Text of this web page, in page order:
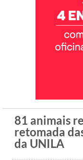
81 animais
retomada
da UNILA